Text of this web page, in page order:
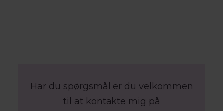
Har du spørgsmål er du velkommen
til at kontakte mig på